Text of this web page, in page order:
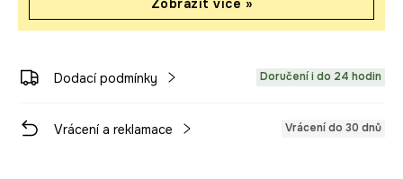
Zobrazit více »
Dodací podmínky Doručení i do 24 hodin
Vrácení a reklamace Vrácení do 30 dnů